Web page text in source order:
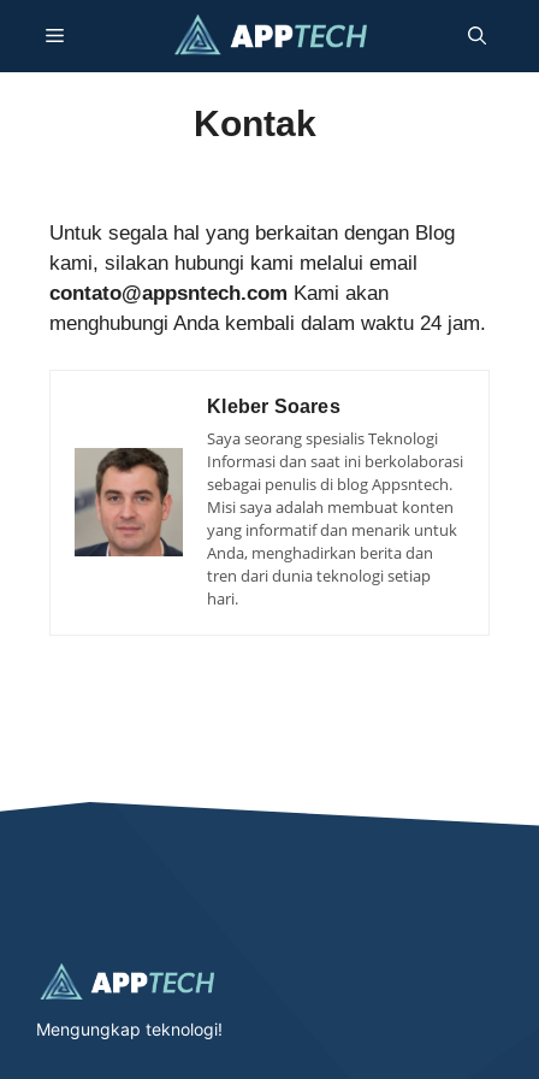
isi
Menu
Kontak
Untuk segala hal yang berkaitan dengan Blog
kami, silakan hubungi kami melalui email
contato@appsntech.com Kami akan
menghubungi Anda kembali dalam waktu 24 jam.
Kleber Soares
Saya seorang spesialis Teknologi
Informasi dan saat ini berkolaborasi
sebagai penulis di blog Appsntech.
Misi saya adalah membuat konten
yang informatif dan menarik untuk
Anda, menghadirkan berita dan
tren dari dunia teknologi setiap
hari.
Mengungkap teknologi!